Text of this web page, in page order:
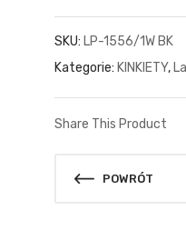
SKU: LP-1556/1W BK
Kategorie: KINKIETY,
Share This Product
POWRÓT